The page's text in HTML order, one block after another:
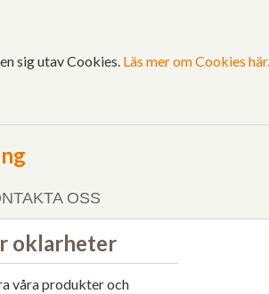
sig utav Cookies. Läs mer om Cookies här.
OSS
oklarheter
våra produkter och